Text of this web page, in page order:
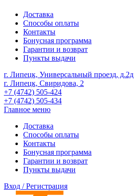
Доставка
Способы оплаты
Контакты
Бонусная программа
Гарантии и возврат
Пункты выдачи
г. Липецк, Универсальный проезд, д.2д
г. Липецк, Свиридова, 2
+7 (4742) 505-424
+7 (4742) 505-434
Главное меню
Доставка
Способы оплаты
Контакты
Бонусная программа
Гарантии и возврат
Пункты выдачи
Вход / Регистрация